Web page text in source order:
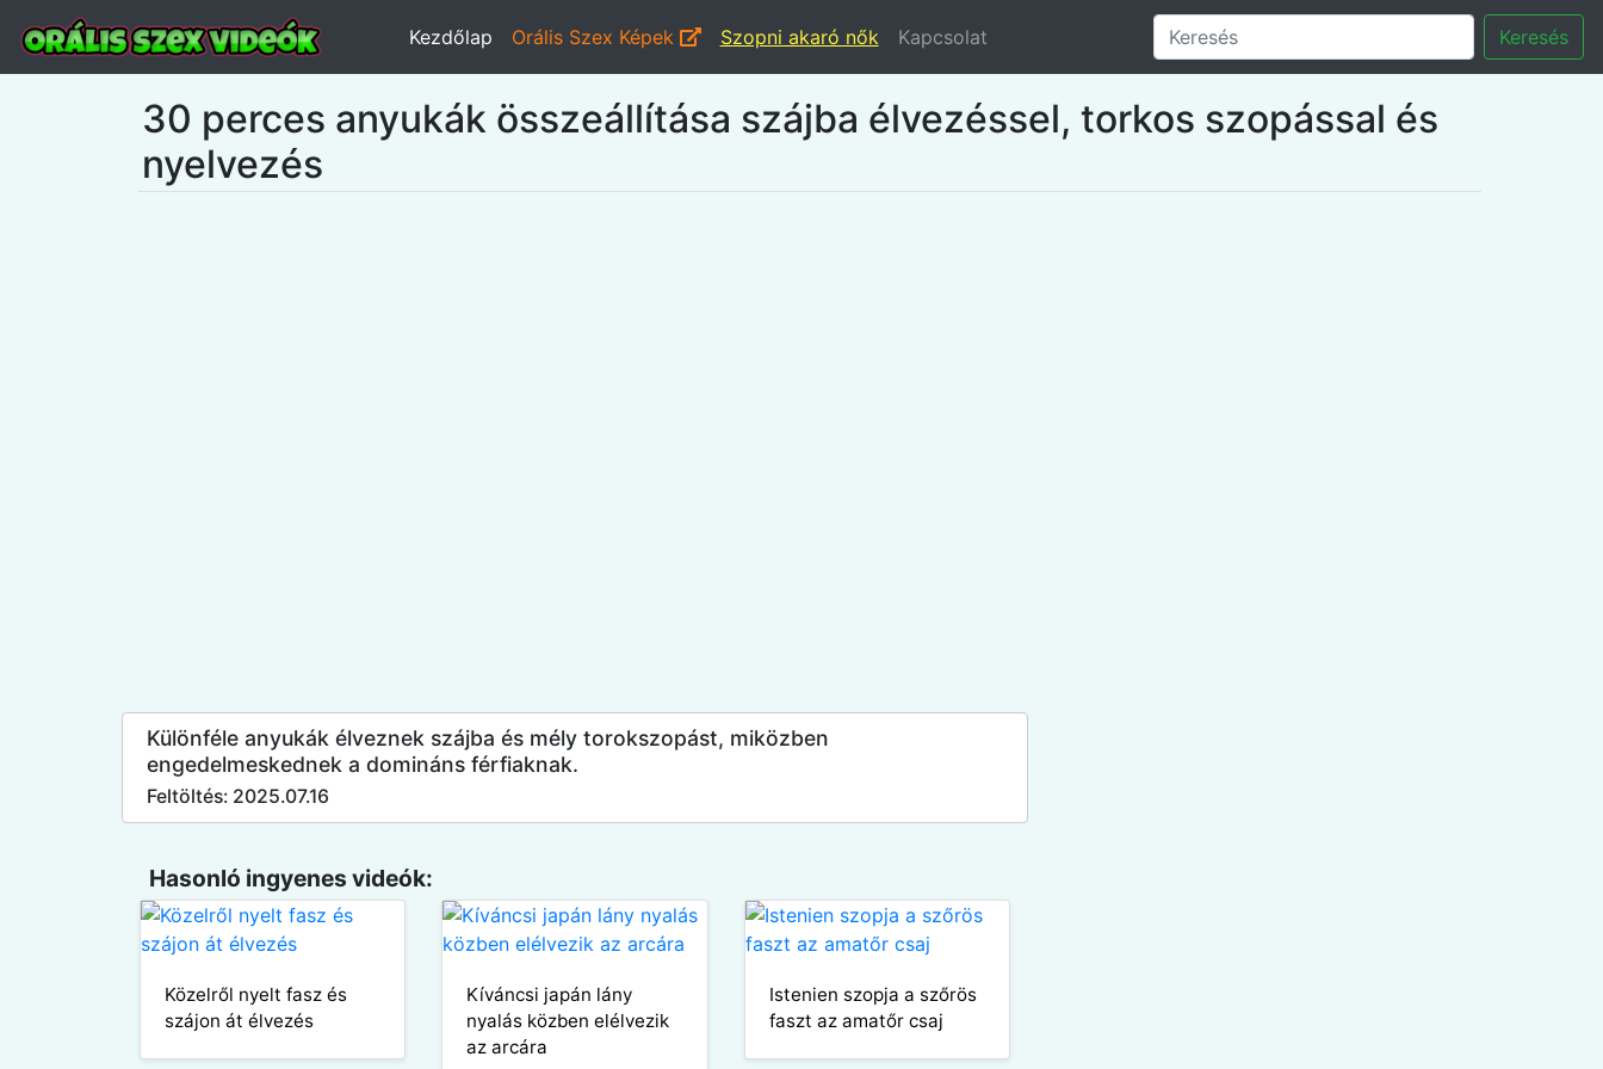
Kezdőlap Orális Szex Képek Szopni akaró nők Kapcsolat Keresés
30 perces anyukák összeállítása szájba élvezéssel, torkos szopással és
nyelvezés
Különféle anyukák élveznek szájba és mély torokszopást, miközben
engedelmeskednek a domináns férfiaknak.
Feltöltés: 2025.07.16
Hasonló ingyenes videók:
Közelről nyelt fasz és
szájon át élvezés
Kíváncsi japán lány
nyalás közben elélvezik
az arcára
Istenien szopja a szőrös
faszt az amatőr csaj